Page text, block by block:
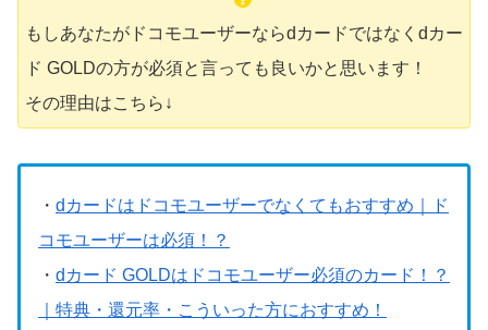
もしあなたがドコモユーザーならdカードではなくdカー
ド GOLDの方が必須と言っても良いかと思います！
その理由はこちら↓
・ dカードはドコモユーザーでなくてもおすすめ｜ド
コモユーザーは必須！？
・ dカード GOLDはドコモユーザー必須のカード！？
｜特典・還元率・こういった方におすすめ！